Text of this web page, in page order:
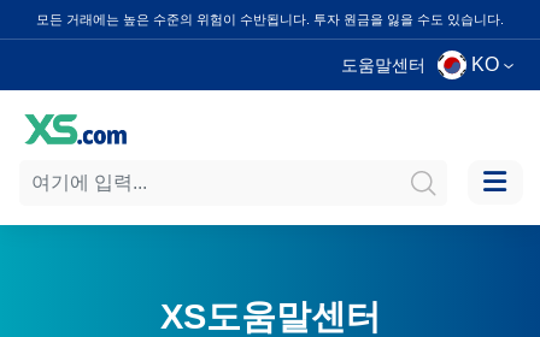
모든 거래에는 높은 수준의 위험이 수반됩니다. 투자 원금을 잃을 수도 있습니다.
도움말센터 KO
XS도움말센터